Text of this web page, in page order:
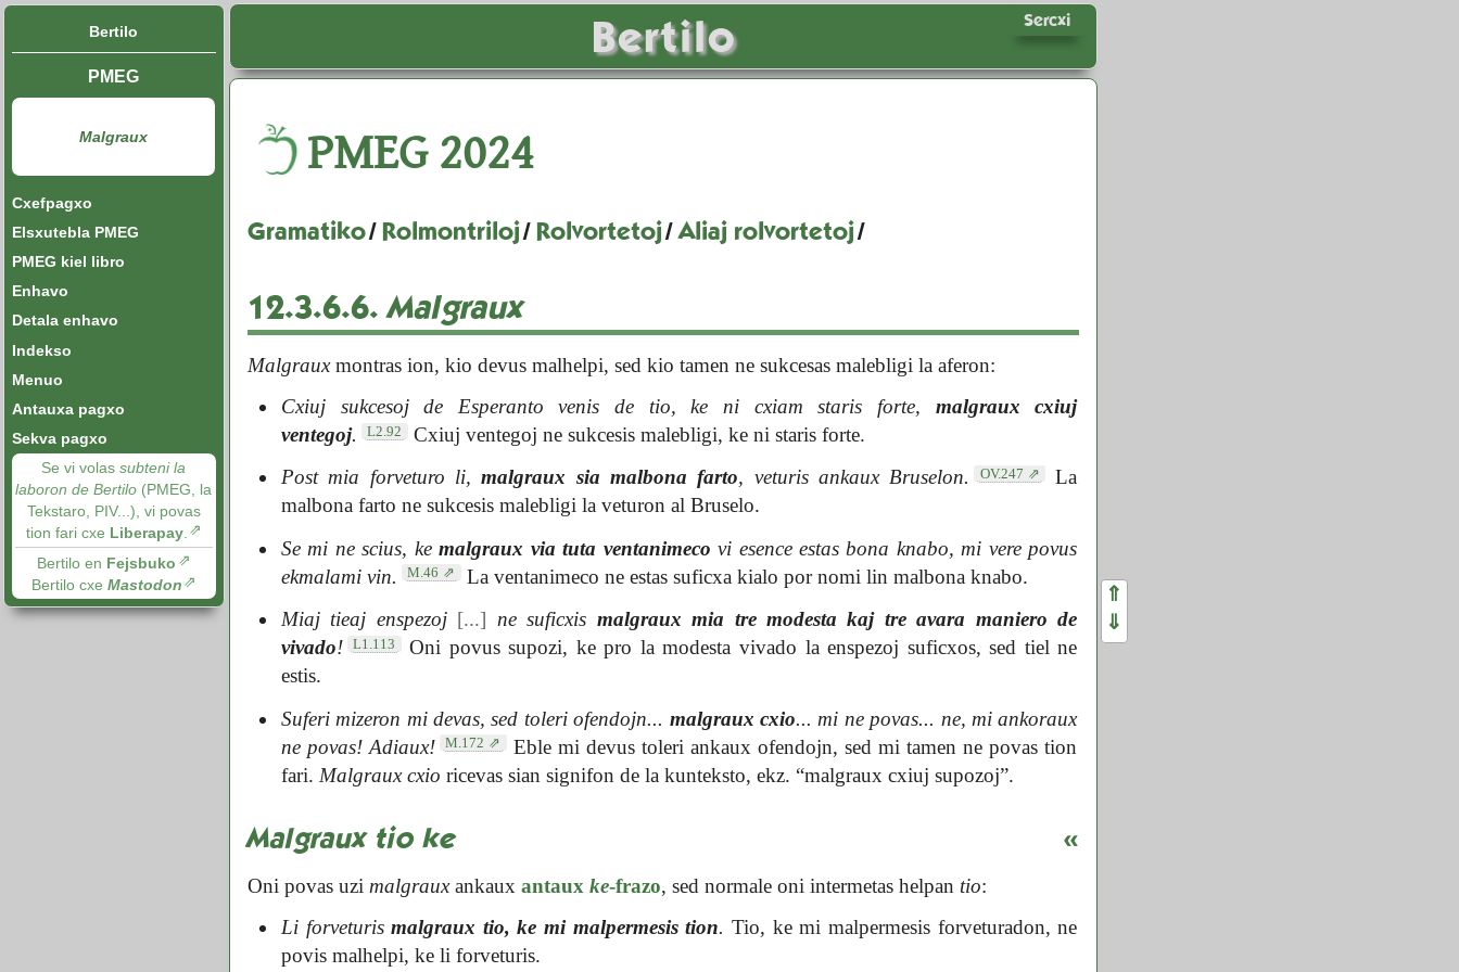
Bertilo Sercxi
Bertilo
PMEG
Malgraux
Cxefpagxo
Elsxutebla PMEG
PMEG kiel libro
Enhavo
Detala enhavo
Indekso
Menuo
Antauxa pagxo
Sekva pagxo
Se vi volassubteni la
laboron de Bertilo (PMEG, la
Tekstaro, PIV...), vi povas
tion fari cxe Liberapay.
Bertilo en Fejsbuko
Bertilo cxe Mastodon
PMEG2024
Gramatiko/Rolmontriloj/Rolvortetoj/Aliaj rolvortetoj/
12.3.6.6. Malgraux
Malgrauxmontras ion, kio devus malhelpi, sed kio tamen ne sukcesas malebligi la aferon:
Cxiuj sukcesoj de Esperanto venis de tio, ke ni cxiam staris forte, malgraux cxiuj
ventegoj. L2.92
Cxiuj ventegoj ne sukcesis malebligi, ke ni staris forte.
Post mia forveturo li,malgraux sia malbona farto, veturis ankaux Bruselon. OV.247
La
malbona farto ne sukcesis malebligi la veturon al Bruselo.
Se mi ne scius, kemalgraux via tuta ventanimeco vi esence estas bona knabo, mi vere povus
ekmalami vin.
M.46
La ventanimeco ne estas suficxa kialo por nomi lin malbona knabo.
Miaj tieaj enspezoj [...] ne suficxis malgraux mia tre modesta kaj tre avara maniero de
vivado! L1.113
Oni povus supozi, ke pro la modesta vivado la enspezoj suficxos, sed tiel ne
estis.
Suferi mizeron mi devas, sed toleri ofendojn... malgraux cxio... mi ne povas... ne, mi ankoraux
ne povas! Adiaux!
M.172
Eble mi devus toleri ankaux ofendojn, sed mi tamen ne povas tion
fari. Malgraux cxio ricevas sian signifon de la kunteksto, ekz. “malgraux cxiuj supozoj”.
Malgraux tio ke «
Oni povas uzi malgrauxankauxantauxke-frazo, sed normale oni intermetas helpan tio:
Li forveturismalgraux tio, ke mi malpermesis tion. Tio, ke mi malpermesis forveturadon, ne
povis malhelpi, ke li forveturis.
⇑
⇓